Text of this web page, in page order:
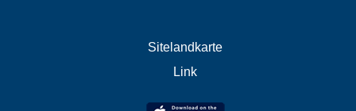
Sitelandkarte
Link